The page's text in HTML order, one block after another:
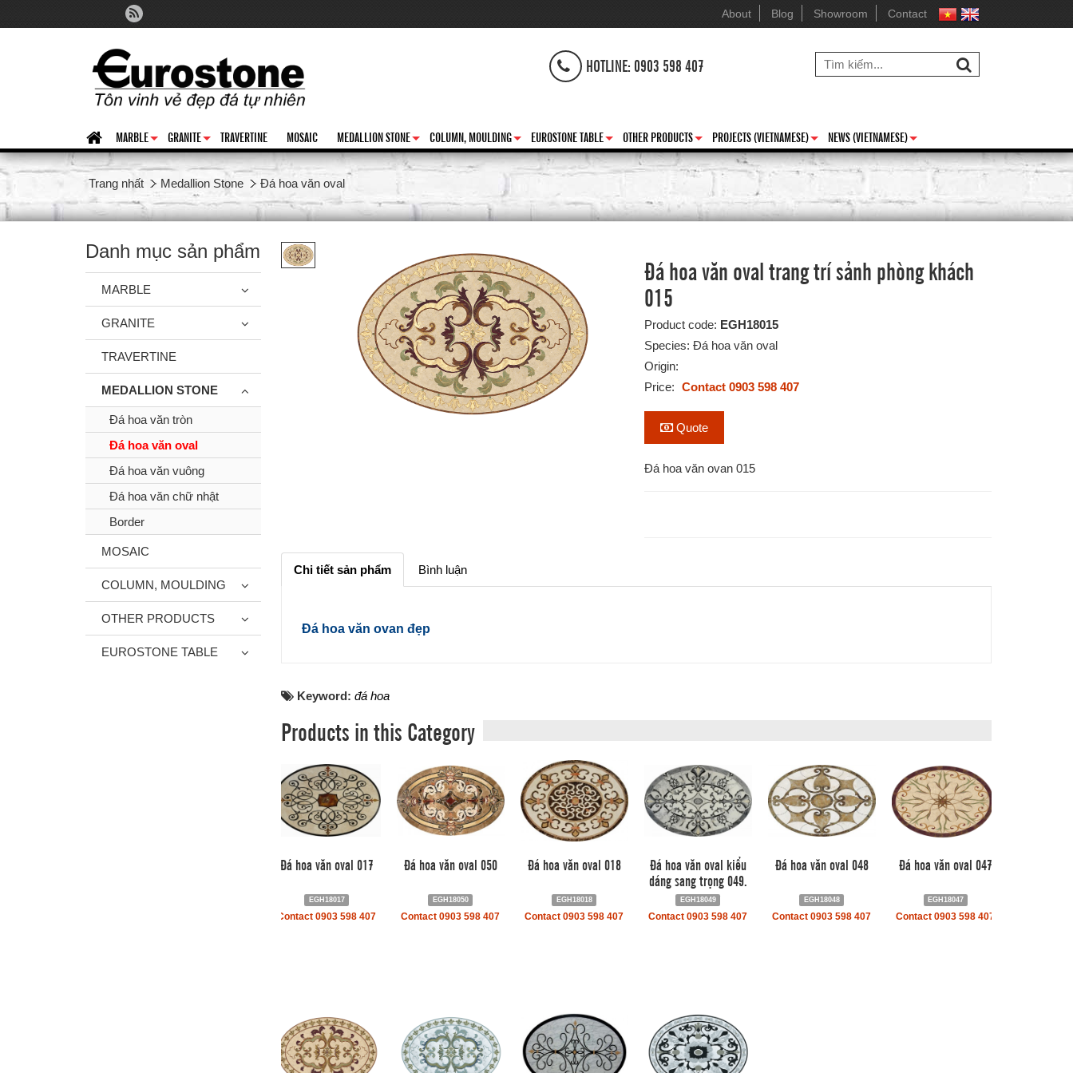
About Blog Showroom Contact
HOTLINE: 0903 598 407
+
MARBLE
+
GRANITE TRAVERTINE MOSAIC
+
MEDALLION STONE
+
COLUMN, MOULDING
+
EUROSTONE TABLE
+
OTHER PRODUCTS
+
PROJECTS (VIETNAMESE)
+
NEWS (VIETNAMESE)
Trang nhất Medallion Stone Đá hoa văn oval
Đá hoa văn oval trang trí sảnh phòng khách
015
Product code: EGH18015
Species: Đá hoa văn oval
Origin:
Price: Contact 0903 598 407
Quote
Đá hoa văn ovan 015
Chi tiết sản phẩm Bình luận
Đá hoa văn ovan đẹp
Keyword: đá hoa
Products in this Category
Đá hoa văn oval 017
EGH18017
Contact 0903 598 407
Đá hoa văn oval 050
EGH18050
Contact 0903 598 407
Đá hoa văn oval 018
EGH18018
Contact 0903 598 407
Đá hoa văn oval kiểu
dáng sang trọng 049.
EGH18049
Contact 0903 598 407
Đá hoa văn oval 048
EGH18048
Contact 0903 598 407
Đá hoa văn oval 047
EGH18047
Contact 0903 598 407
Danh mục sản phẩm
MARBLE
GRANITE
TRAVERTINE
MEDALLION STONE
Đá hoa văn tròn
Đá hoa văn oval
Đá hoa văn vuông
Đá hoa văn chữ nhật
Border
MOSAIC
COLUMN, MOULDING
OTHER PRODUCTS
EUROSTONE TABLE